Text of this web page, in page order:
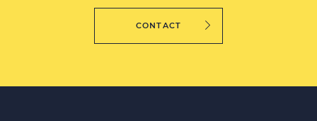
CONTACT